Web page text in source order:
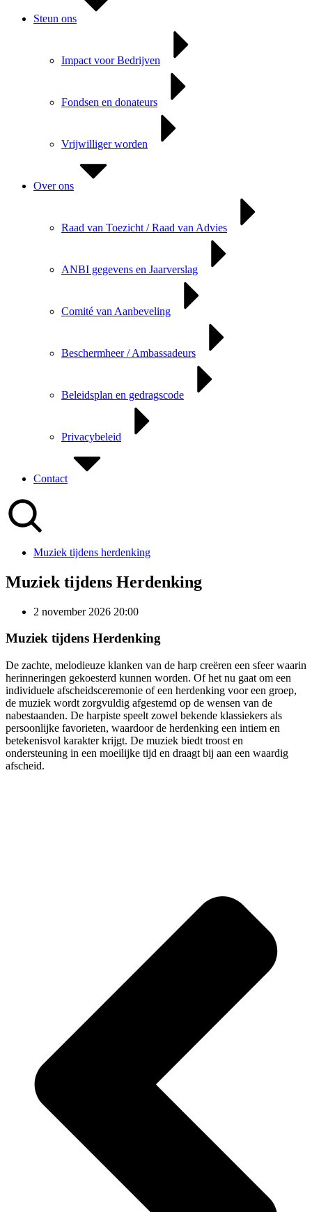
Steun ons
Impact voor Bedrijven
Fondsen en donateurs
Vrijwilliger worden
Over ons
Raad van Toezicht / Raad van Advies
ANBI gegevens en Jaarverslag
Comité van Aanbeveling
Beschermheer / Ambassadeurs
Beleidsplan en gedragscode
Privacybeleid
Contact
Muziek tijdens herdenking
Muziek tijdens Herdenking
2 november 2026 20:00
Muziek tijdens Herdenking
De zachte, melodieuze klanken van de harp creëren een sfeer waarin
herinneringen gekoesterd kunnen worden. Of het nu gaat om een
individuele afscheidsceremonie of een herdenking voor een groep,
de muziek wordt zorgvuldig afgestemd op de wensen van de
nabestaanden. De harpiste speelt zowel bekende klassiekers als
persoonlijke favorieten, waardoor de herdenking een intiem en
betekenisvol karakter krijgt. De muziek biedt troost en
ondersteuning in een moeilijke tijd en draagt bij aan een waardig
afscheid.